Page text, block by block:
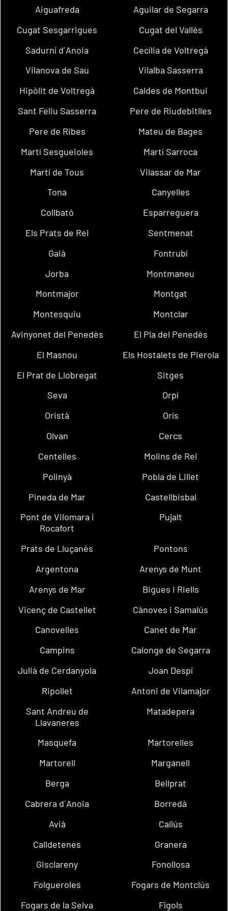
Aiguafreda
Aguilar de Segarra
Cugat Sesgarrigues
Cugat del Vallès
Sadurní d´Anoia
Cecília de Voltregà
Vilanova de Sau
Vilalba Sasserra
Hipòlit de Voltregà
Caldes de Montbui
Sant Feliu Sasserra
Pere de Riudebitlles
Pere de Ribes
Mateu de Bages
Martí Sesgueioles
Martí Sarroca
Martí de Tous
Vilassar de Mar
Tona
Canyelles
Collbató
Esparreguera
Els Prats de Rei
Sentmenat
Gaià
Fontrubí
Jorba
Montmaneu
Montmajor
Montgat
Montesquiu
Montclar
Avinyonet del Penedès
El Pla del Penedès
El Masnou
Els Hostalets de Pierola
El Prat de Llobregat
Sitges
Seva
Orpí
Oristà
Orís
Olvan
Cercs
Centelles
Molins de Rei
Polinyà
Pobla de Lillet
Pineda de Mar
Castellbisbal
Pont de Vilomara i
Rocafort
Pujalt
Prats de Lluçanès
Pontons
Argentona
Arenys de Munt
Arenys de Mar
Bigues i Riells
Vicenç de Castellet
Cànoves i Samalús
Canovelles
Canet de Mar
Campins
Calonge de Segarra
Julià de Cerdanyola
Joan Despí
Ripollet
Antoni de Vilamajor
Sant Andreu de
Llavaneres
Matadepera
Masquefa
Martorelles
Martorell
Marganell
Berga
Bellprat
Cabrera d´Anoia
Borredà
Avià
Callús
Calldetenes
Granera
Gisclareny
Fonollosa
Folgueroles
Fogars de Montclús
Fogars de la Selva
Fígols